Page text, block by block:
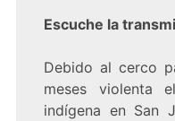
Escuche la
Debido al cerco
meses violenta
indígena en San